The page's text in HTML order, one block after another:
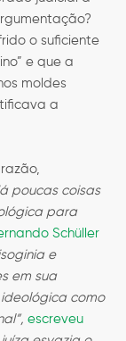
o suficiente
e que a
moldes
a
poucas coisas
para
Schüller
e
em sua
como
escreveu